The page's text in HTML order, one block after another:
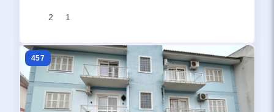
2 1
457